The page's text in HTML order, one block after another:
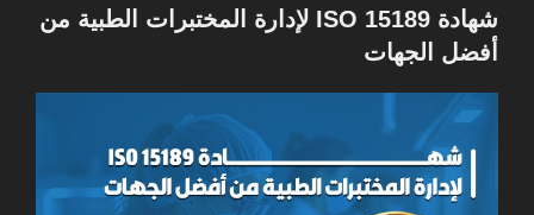
في
شهادة ISO 15189 لإدارة المختبرات الطبية من
أفضل الجهات